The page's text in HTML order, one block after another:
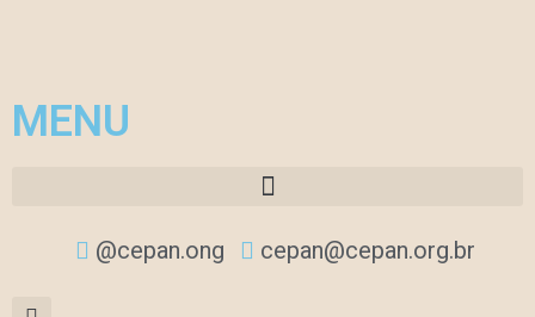
MENU
@cepan.ong cepan@cepan.org.br